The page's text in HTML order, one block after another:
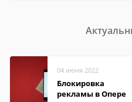
04 июня 2022
Блокировка
рекламы в Опере